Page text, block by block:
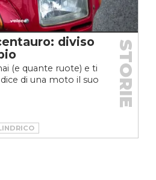
diviso
(e quante ruote) e ti
di una moto il suo
STORIE
CILINDRI